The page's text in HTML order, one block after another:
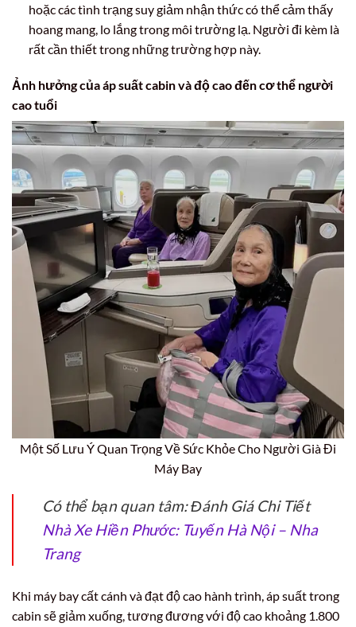
hoặc các tình trạng suy giảm nhận thức có thể cảm thấy
hoang mang, lo lắng trong môi trường lạ. Người đi kèm là
rất cần thiết trong những trường hợp này.
Ảnh hưởng của áp suất cabin và độ cao đến cơ thể người
cao tuổi
Một Số Lưu Ý Quan Trọng Về Sức Khỏe Cho Người Già Đi
Máy Bay
Có thể bạn quan tâm: Đánh Giá Chi Tiết
Nhà Xe Hiền Phước: Tuyến Hà Nội – Nha
Trang
Khi máy bay cất cánh và đạt độ cao hành trình, áp suất trong
cabin sẽ giảm xuống, tương đương với độ cao khoảng 1.800